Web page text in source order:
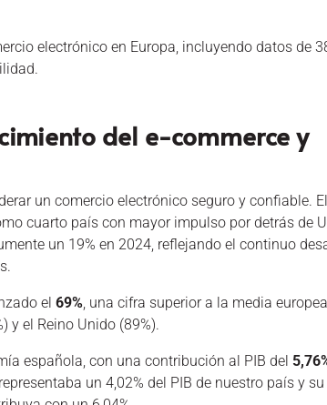
electrónico en Europa, incluyendo datos de
del e-commerce y
un comercio electrónico seguro y confiable.
cuarto país con mayor impulso por detrás de
un 19% en 2024, reflejando el continuo
el69%, una cifra superior a la media
y el Reino Unido (89%).
española, con una contribución al PIB del
un 4,02% del PIB de nuestro país y